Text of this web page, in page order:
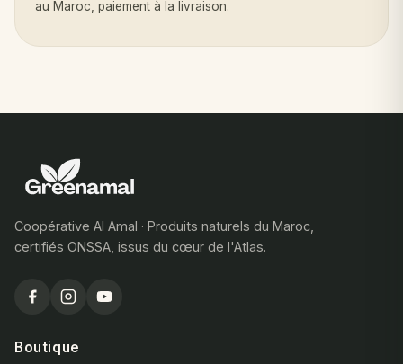
au Maroc, paiement à la livraison.
Coopérative Al Amal · Produits naturels du Maroc,
certifiés ONSSA, issus du cœur de l'Atlas.
Boutique